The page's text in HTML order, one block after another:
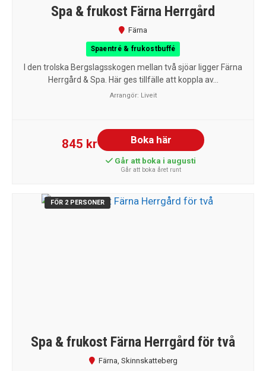
Spa & frukost Färna Herrgård
Färna
Spaentré & frukostbuffé
I den trolska Bergslagsskogen mellan två sjöar ligger Färna
Herrgård & Spa. Här ges tillfälle att koppla av...
Arrangör: Liveit
845 kr Boka här
Går att boka i augusti
Går att boka året runt
FÖR 2 PERSONER
Spa & frukost Färna Herrgård för två
Färna Skinnskatteberg